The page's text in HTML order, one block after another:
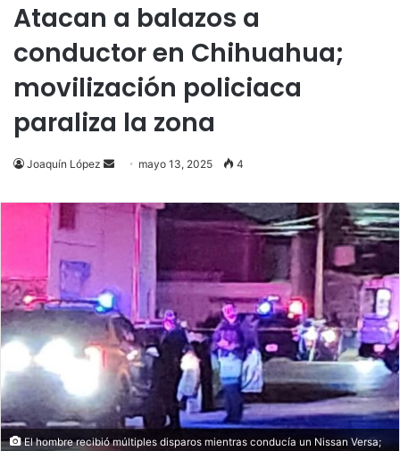
Atacan a balazos a
conductor en Chihuahua;
movilización policiaca
paraliza la zona
Joaquín López
Send
email
mayo 13, 2025 4
El hombre recibió múltiples disparos mientras conducía un Nissan Versa;